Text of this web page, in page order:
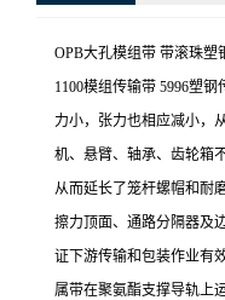
OPB大孔模组带 带滚珠塑
1100模组传输带 5996塑
力小，张力也相应减小，
机、悬臂、轴承、齿轮箱
从而延长了笼杆螺帽和耐
擦力顶面、通路分隔器及
证下游传输和包装作业有
属带在聚氨酯支撑导轨上